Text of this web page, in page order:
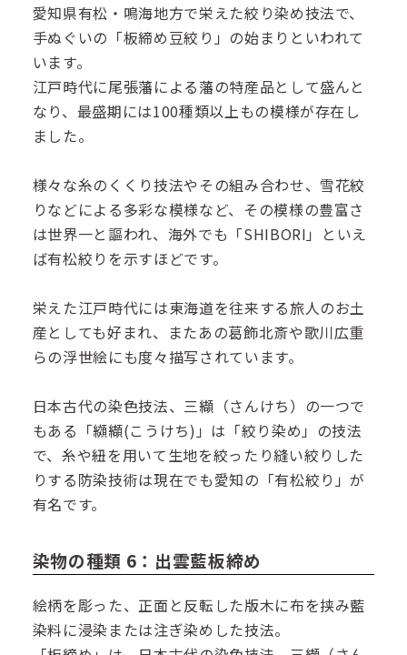
愛知県有松・鳴海地方で栄えた絞り染め技法で、
手ぬぐいの「板締め豆絞り」の始まりといわれて
います。
江戸時代に尾張藩による藩の特産品として盛んと
なり、最盛期には100種類以上もの模様が存在し
ました。
様々な糸のくくり技法やその組み合わせ、雪花絞
りなどによる多彩な模様など、その模様の豊富さ
は世界一と謳われ、海外でも「SHIBORI」といえ
ば有松絞りを示すほどです。
栄えた江戸時代には東海道を往来する旅人のお土
産としても好まれ、またあの葛飾北斎や歌川広重
らの浮世絵にも度々描写されています。
日本古代の染色技法、三纈（さんけち）の一つで
もある「纐纈(こうけち)」は「絞り染め」の技法
で、糸や紐を用いて生地を絞ったり縫い絞りした
りする防染技術は現在でも愛知の「有松絞り」が
有名です。
染物の種類 6：出雲藍板締め
絵柄を彫った、正面と反転した版木に布を挟み藍
染料に浸染または注ぎ染めした技法。